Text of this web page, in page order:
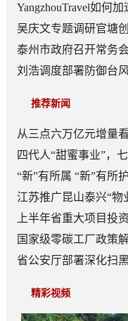
YangzhouTravel如何加
吴庆文专题调研官塘
泰州市政府召开常务
刘浩调度部署防御台
推荐新闻
从三点六万亿元增量
四代人“甜蜜事业”，
“新”有所属 “新”有所
江苏推广昆山泰兴“物
“老大难”
上半年省重大项目投
百分点
国家级零碳工厂政策
省公安厅部署深化扫
精彩视频